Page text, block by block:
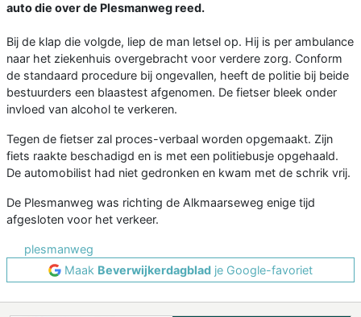
auto die over de Plesmanweg reed.
Bij de klap die volgde, liep de man letsel op. Hij is per ambulance
naar het ziekenhuis overgebracht voor verdere zorg. Conform
de standaard procedure bij ongevallen, heeft de politie bij beide
bestuurders een blaastest afgenomen. De fietser bleek onder
invloed van alcohol te verkeren.
Tegen de fietser zal proces-verbaal worden opgemaakt. Zijn
fiets raakte beschadigd en is met een politiebusje opgehaald.
De automobilist had niet gedronken en kwam met de schrik vrij.
De Plesmanweg was richting de Alkmaarseweg enige tijd
afgesloten voor het verkeer.
plesmanweg
Maak Beverwijkerdagblad je Google-favoriet